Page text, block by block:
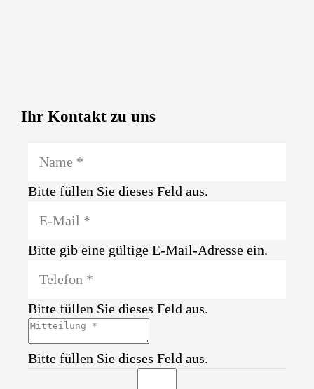
Ihr Kontakt zu uns
Bitte füllen Sie dieses Feld aus.
Bitte gib eine gültige E-Mail-Adresse ein.
Bitte füllen Sie dieses Feld aus.
Bitte füllen Sie dieses Feld aus.